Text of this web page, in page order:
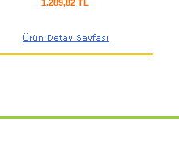
1.289,82 TL